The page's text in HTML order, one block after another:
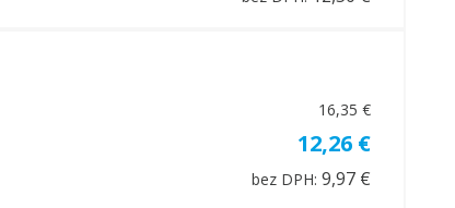
16,35 €
12,26 €
bez DPH: 9,97 €